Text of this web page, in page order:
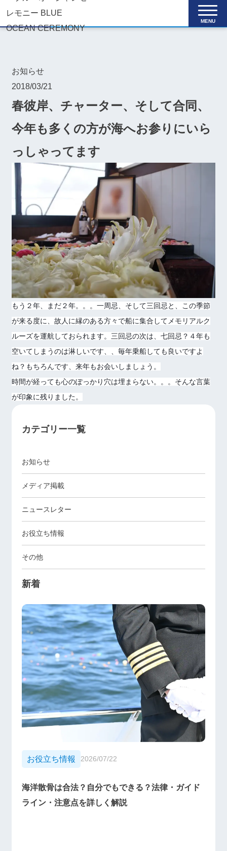
MENU
お知らせ
2018/03/21
春彼岸、チャーター、そして合同、
今年も多くの方が海へお参りにいら
っしゃってます
もう２年、まだ２年。。。一周忌、そして三回忌と、この季節
が来る度に、故人に縁のある方々で船に集合してメモリアルク
ルーズを運航しておられます。三回忌の次は、七回忌？４年も
空いてしまうのは淋しいです、、毎年乗船しても良いですよ
ね？もちろんです、来年もお会いしましょう。
時間が経っても心のぽっかり穴は埋まらない。。。そんな言葉
が印象に残りました。
カテゴリー一覧
お知らせ
メディア掲載
ニュースレター
お役立ち情報
その他
新着
お役立ち情報 2026/07/22
海洋散骨は合法？自分でもできる？法律・ガイド
ライン・注意点を詳しく解説